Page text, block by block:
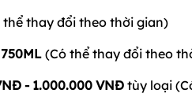
thay đổi theo thời gian)
(Có thể thay đổi theo
- 1.000.000 VNĐtùy loại